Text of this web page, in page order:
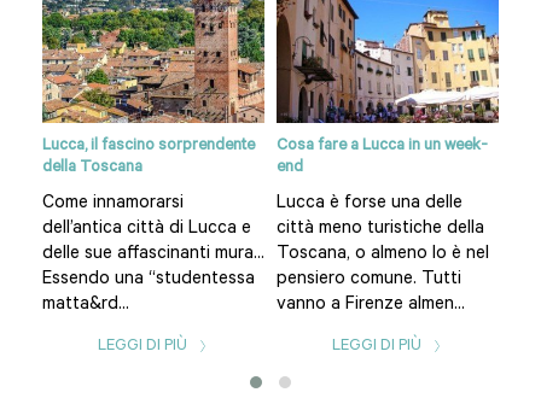
Lucca, il fascino sorprendente
della Toscana
Come innamorarsi
dell’antica città di Lucca e
delle sue affascinanti mura...
Essendo una “studentessa
matta&rd...
LEGGI DI PIÙ
Cosa fare a Lucca in un week-
end
Lucca è forse una delle
città meno turistiche della
Toscana, o almeno lo è nel
pensiero comune. Tutti
vanno a Firenze almen...
LEGGI DI PIÙ